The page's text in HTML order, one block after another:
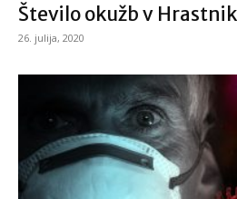
Število okužb v
26. julija, 2020